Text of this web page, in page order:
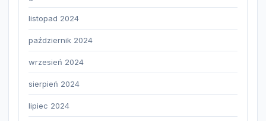
listopad 2024
październik 2024
wrzesień 2024
sierpień 2024
lipiec 2024